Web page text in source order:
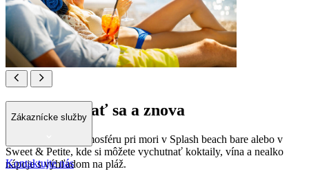
Drink, okúpať sa a znova
Užívajte si letnú atmosféru pri mori v Splash beach bare alebo v
Sweet & Petite, kde si môžete vychutnať koktaily, vína a nealko
nápoje s výhľadom na pláž.
Zákaznícke služby
Kontaktujte nás